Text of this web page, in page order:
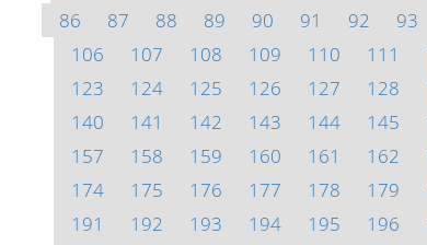
86
87 88 89 90 91 92 93
106
107 108 109 110 111
123
124 125 126 127 128
140
141 142 143 144 145
157
158 159 160 161 162
174
175 176 177 178 179
191
192 193 194 195 196